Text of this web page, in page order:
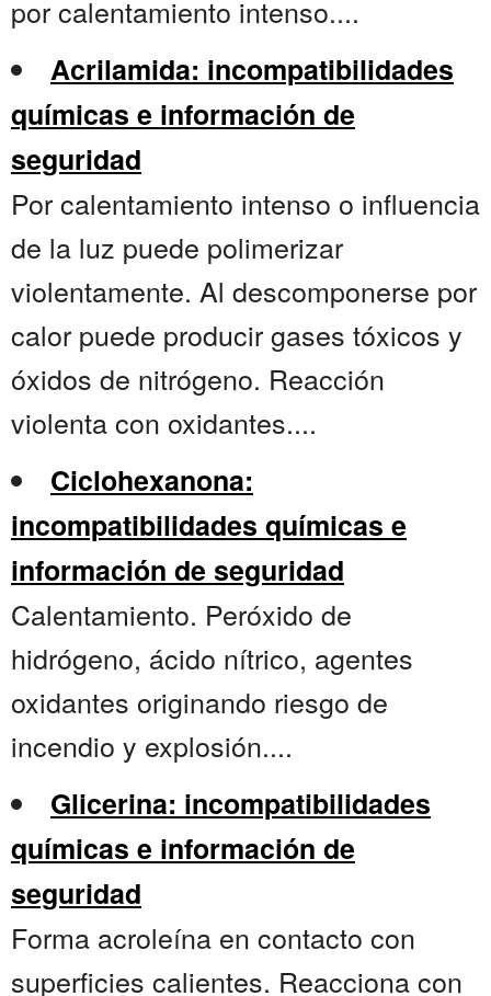
por calentamiento intenso....
Acrilamida: incompatibilidades
químicas e información de
seguridad
Por calentamiento intenso o influencia
de la luz puede polimerizar
violentamente. Al descomponerse por
calor puede producir gases tóxicos y
óxidos de nitrógeno. Reacción
violenta con oxidantes....
Ciclohexanona:
incompatibilidades químicas e
información de seguridad
Calentamiento. Peróxido de
hidrógeno, ácido nítrico, agentes
oxidantes originando riesgo de
incendio y explosión....
Glicerina: incompatibilidades
químicas e información de
seguridad
Forma acroleína en contacto con
superficies calientes. Reacciona con